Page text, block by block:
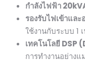
กำลังไฟฟ้า
รองรับไฟเข้าแล
ใช้งานกับระบบ 1
เทคโนโลยี
การทำงานอย่างแ